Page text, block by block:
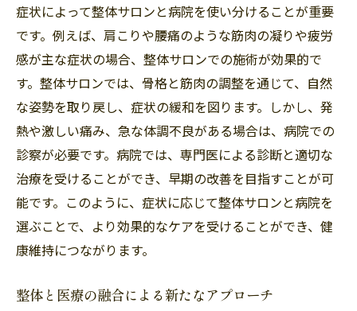
症状によって整体サロンと病院を使い分けることが重要
です。例えば、肩こりや腰痛のような筋肉の凝りや疲労
感が主な症状の場合、整体サロンでの施術が効果的で
す。整体サロンでは、骨格と筋肉の調整を通じて、自然
な姿勢を取り戻し、症状の緩和を図ります。しかし、発
熱や激しい痛み、急な体調不良がある場合は、病院での
診察が必要です。病院では、専門医による診断と適切な
治療を受けることができ、早期の改善を目指すことが可
能です。このように、症状に応じて整体サロンと病院を
選ぶことで、より効果的なケアを受けることができ、健
康維持につながります。
整体と医療の融合による新たなアプローチ